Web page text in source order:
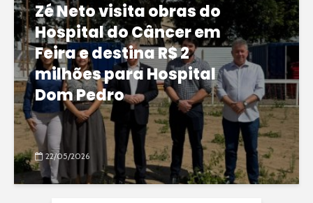
Zé Neto visita obras do
Hospital do Câncer em
Feira e destina R$ 2
milhões para Hospital
Dom Pedro
22/05/2026